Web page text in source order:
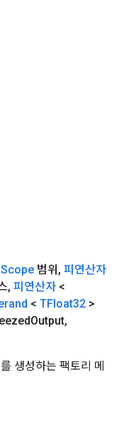
Scope 범위 , 피연산자
, 피연산자 <
< TFloat32 >
Output,
생성하는 팩토리 메